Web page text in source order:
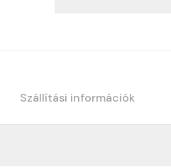
Szállítási információk